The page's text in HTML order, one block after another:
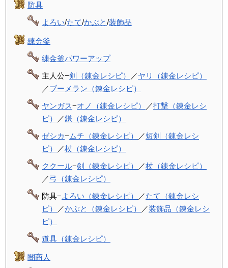
防具
よろい/たて/かぶと/装飾品
練金釜
練金釜パワーアップ
主人公−剣（錬金レシピ） ／ヤリ（錬金レシピ）
／ブーメラン（錬金レシピ）
ヤンガス−オノ（錬金レシピ） ／打撃（錬金レシ
ピ）
／鎌（錬金レシピ）
ゼシカ− ムチ（錬金レシピ） ／短剣（錬金レシ
ピ）
／杖（錬金レシピ）
ククール−剣（錬金レシピ） ／杖（錬金レシピ）
／弓（錬金レシピ）
防具−よろい（錬金レシピ） ／たて（錬金レシ
ピ）
／かぶと（錬金レシピ） ／装飾品（錬金レシ
ピ）
道具（錬金レシピ）
闇商人